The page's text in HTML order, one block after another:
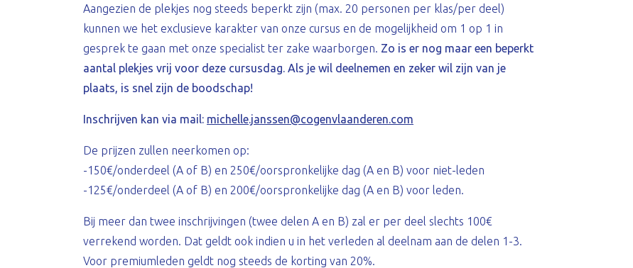
Aangezien de plekjes nog steeds beperkt zijn (max. 20 personen per klas/per deel)
kunnen we het exclusieve karakter van onze cursus en de mogelijkheid om 1 op 1 in
gesprek te gaan met onze specialist ter zake waarborgen. Zo is er nog maar een beperkt
aantal plekjes vrij voor deze cursusdag. Als je wil deelnemen en zeker wil zijn van je
plaats, is snel zijn de boodschap!
Inschrijven kan via mail: michelle.janssen@cogenvlaanderen.com
De prijzen zullen neerkomen op:
-150€/onderdeel (A of B) en 250€/oorspronkelijke dag (A en B) voor niet-leden
-125€/onderdeel (A of B) en 200€/oorspronkelijke dag (A en B) voor leden.
Bij meer dan twee inschrijvingen (twee delen A en B) zal er per deel slechts 100€
verrekend worden. Dat geldt ook indien u in het verleden al deelnam aan de delen 1-3.
Voor premiumleden geldt nog steeds de korting van 20%.